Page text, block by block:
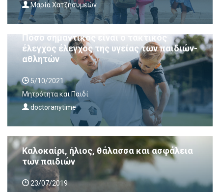
Mαρία Χατζησυμεών
Πόσο σημαντικός είναι ο τακτικός
έλεγχος έλεγχος της υγείας των παιδιών-
αθλητών
5/10/2021
Μητρότητα και Παιδί
doctoranytime
Καλοκαίρι, ήλιος, θάλασσα και ασφάλεια
των παιδιών
23/07/2019